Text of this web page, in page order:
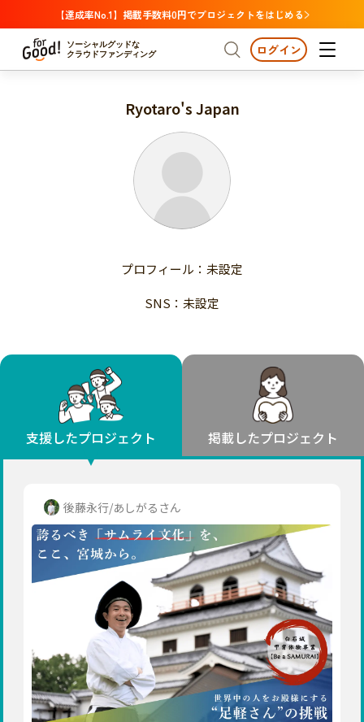
【達成率No.1】掲載手数料0円でプロジェクトをはじめる
ソーシャルグッドな
クラウドファンディング
プロジェクトからさがす 注目
支援金額が多い
支援人数が多い
終了日が近い
国際協力
子ども・教育
フード・農業
文化
環境・エシカル
人権・マイノリティ
社会貢献
地域からさがす 北海道・東北
北海道
秋田
福島
関東
茨城
群馬
プロジェクトからさがす
支援金額が多い
終了日が近い
カテゴリーからさがす
医療・福祉
子ども・教育
人権・マイノリティ
北海道 青森 岩手 宮城
秋田
福島
茨城 栃木 群馬
千葉
東京
神奈川
新潟 富山 石川 福井
長野
岐阜 静岡 愛知
滋賀 大阪
兵庫
和歌山
島根 岡山 広島 山口
四国
徳島 香川 愛媛 高知
九州・沖縄
ログイン
Ryotaro's Japan
プロフィール：未設定
SNS：未設定
支援したプロジェクト 掲載したプロジェクト
後藤永行/あしがるさん